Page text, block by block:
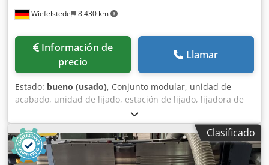
Wiefelstede 8.430 km
Información de
precio
Llamar
Estado: bueno (usado), Conjunto modular, unidad de
acabado, unidad de lijado, estación de lijado, lijadora de
banda, lijadora de banda, lijadora de bordes, máquina
lijadora de bordes, unidad de lijado de perfiles, lijadora de
banda pequeña -Unidad de lijado de banda: procedente
de una lijadora de banda Djdpfx Ajzrfb Uoc Dsck -Tipo:
lamentablemente, no se dispone de denominaciones de
Clasificado